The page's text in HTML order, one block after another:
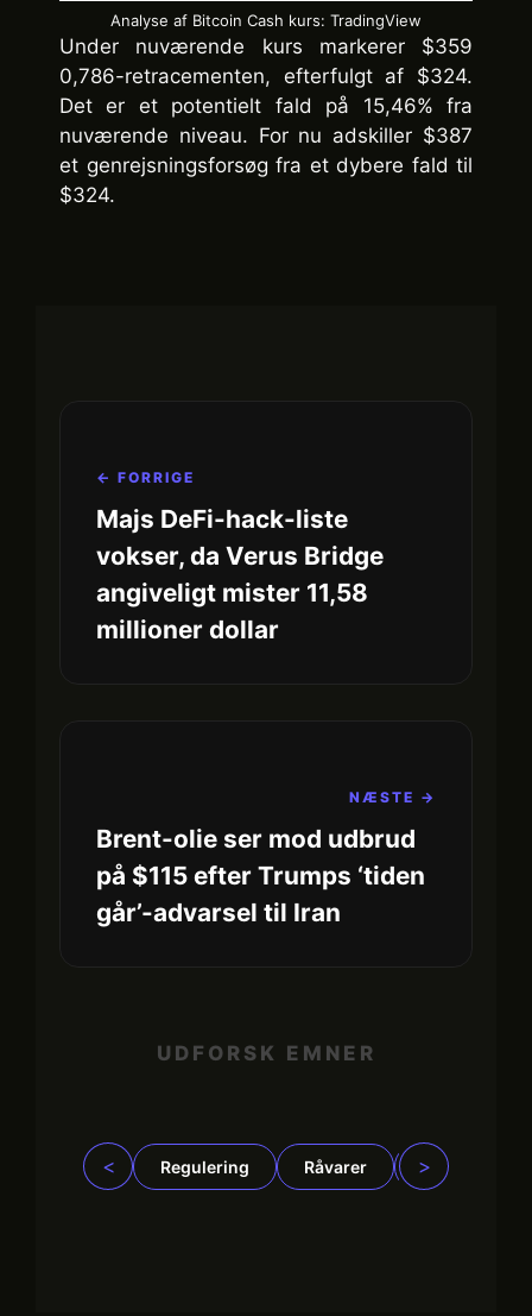
Analyse af Bitcoin Cash kurs: TradingView
Under nuværende kurs markerer $359
0,786-retracementen, efterfulgt af $324.
Det er et potentielt fald på 15,46% fra
nuværende niveau. For nu adskiller $387
et genrejsningsforsøg fra et dybere fald til
$324.
← FORRIGE
Majs DeFi-hack-liste
vokser, da Verus Bridge
angiveligt mister 11,58
millioner dollar
NÆSTE →
Brent-olie ser mod udbrud
på $115 efter Trumps ‘tiden
går’-advarsel til Iran
UDFORSK EMNER
< Regulering Råvarer >